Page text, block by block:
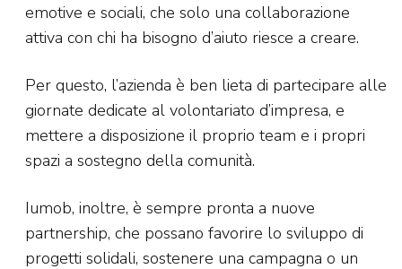
emotive e sociali, che solo una collaborazione
attiva con chi ha bisogno d’aiuto riesce a creare.
Per questo, l’azienda è ben lieta di partecipare alle
giornate dedicate al volontariato d’impresa, e
mettere a disposizione il proprio team e i propri
spazi a sostegno della comunità.
Iumob, inoltre, è sempre pronta a nuove
partnership, che possano favorire lo sviluppo di
progetti solidali, sostenere una campagna o un